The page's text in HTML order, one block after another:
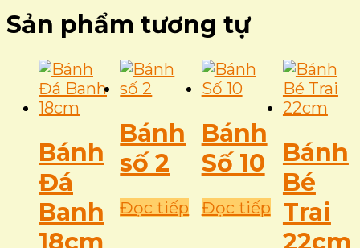
Sản phẩm tương tự
Bánh
Đá
Banh
18cm
Bánh
số 2
Đọc tiếp
Bánh
Số 10
Đọc tiếp
Bánh
Bé
Trai
22cm